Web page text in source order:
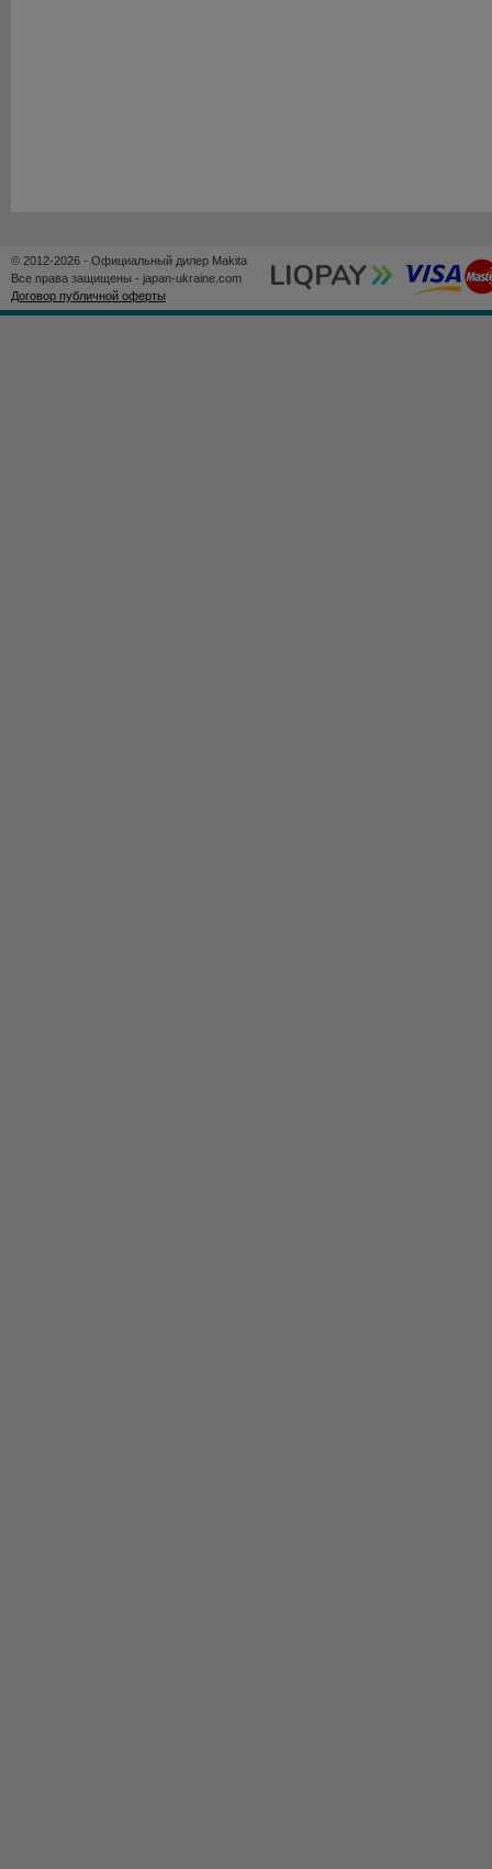
© 2012-2026 - Официальный дилер Makita
Все права защищены - japan-ukraine.com
Договор публичной оферты